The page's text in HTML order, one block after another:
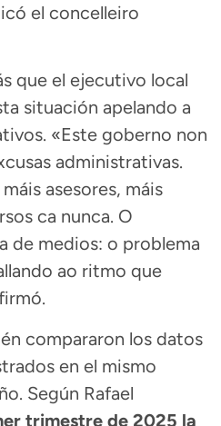
el concelleiro
que el ejecutivo local
situación apelando a
«Este goberno non
administrativas.
asesores, máis
ca nunca. O
de medios: o problema
ao ritmo que
compararon los datos
en el mismo
Según Rafael
trimestre de 2025 la